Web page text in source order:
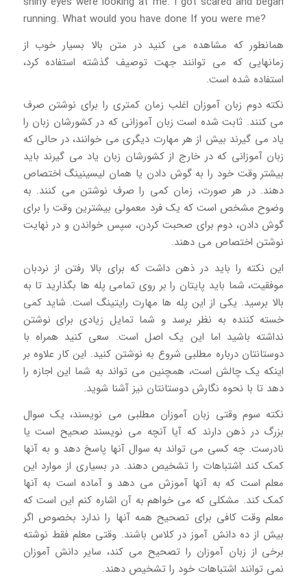
running. What would you have done If you were me?
همانطور که مشاهده می کنید در متن بالا بسیار خوب از
زمانهایی که می توانند جهت توصیف گذشته استفاده کرد،
استفاده شده است.
نکته دوم زبان آموزان اغلب زمان کمتری را برای نوشتن صرف
می کنند. ثابت شده است زبان آموزانی که در کشورشان زبان را
یاد می گیرند بیش از هر مهارت دیگری می خوانند، در حالی که
زبان آموزانی که در خارج از کشورشان زبان یاد می گیرند باید
بیشتر وقت خود را به گوش دادن یا همان لیسینینگ اختصاص
دهند. در هر صورت، زمان کمی را صرف نوشتن می کنند. به
وضوح مشخص است که یک فرد معمولی بیشترین وقت را برای
گوش دادن، دوم برای صحبت کردن، سپس خواندن و در نهایت
نوشتن اختصاص می دهند.
این نکته را باید در ذهن داشت که برای بالا رفتن از نردبان
موفقیت، شما باید پایتان را بر روی تمامی پله ها بگذارید تا به
بالا برسید. یکی از این پله ها مهارت رایتینگ است. شاید کمی
خسته کننده به نظر برسد و شما تمایل زیادی برای نوشتن
نداشته باشید اما این یک اصل است. سعی کنید همراه با
دوستانتان درباره مطلبی شروع به نوشتن کنید. این کار علاوه بر
اینکه یک چالش است، همچنین می تواند به شما این اجازه را
دهد تا با نحوه نگارش دوستانتان نیز آشنا شوید.
نکته سوم وقتی زبان آموزان مطلبی می نویسند، یک سوال
بزرگ در ذهن دارند که آیا آنچه می نویسند صحیح است یا
نادرست. چه کسی می تواند به سوال آنها پاسخ دهد و به آنها
کمک کند اشتباهات را تشخیص دهند. در بسیاری از موارد این
معلم است که به آنها آموزش می دهد و آماده است به آنها
کمک کند. مشکلی که می خواهم به آن اشاره کنم این است که
معلم وقت کافی برای تصحیح همه آنها را ندارد بخصوص اگر
بیش از ده دانش آموز در کلاس باشند. وقتی معلم فقط نوشته
برخی از زبان آموزان را تصحیح می کند، سایر دانش آموزان
نمی توانند اشتباهات خود را تشخیص دهند.